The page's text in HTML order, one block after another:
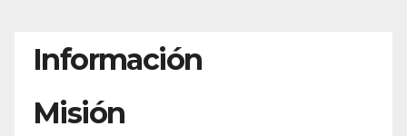
Información
Misión